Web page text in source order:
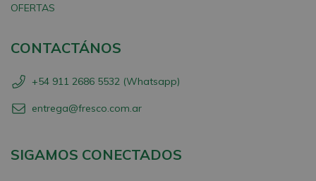
OFERTAS
CONTACTÁNOS
+54 911 2686 5532 (Whatsapp)
entrega@fresco.com.ar
SIGAMOS CONECTADOS